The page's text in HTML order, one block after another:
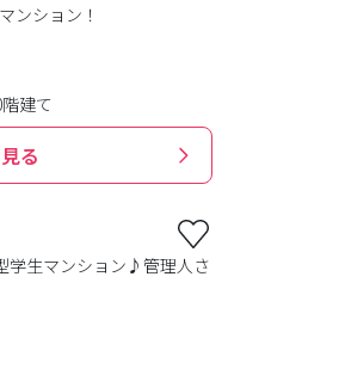
ンション！
建て
る
学生マンション♪管理人さ